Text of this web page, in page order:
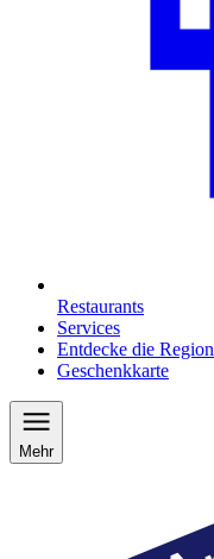
Restaurants
Services
Entdecke die Region
Geschenkkarte
Mehr